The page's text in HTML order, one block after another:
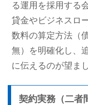
る運用を採用する
貸金やビジネスロ
数料の算定方法（
無）を明確化し、
に伝えるのが望ま
契約実務（二者